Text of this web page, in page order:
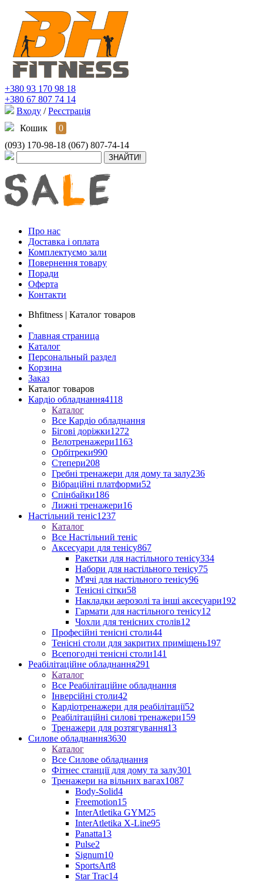
+380 93 170 98 18
+380 67 807 74 14
Входу / Реєстрація
Кошик
0
(093) 170-98-18 (067) 807-74-14
Про нас
Доставка і оплата
Комплектуємо зали
Повернення товару
Поради
Оферта
Контакти
Bhfitness | Каталог товаров
Главная страница
Каталог
Персональный раздел
Корзина
Заказ
Каталог товаров
Кардіо обладнання4118
Каталог
Все Кардіо обладнання
Бігові доріжки1272
Велотренажери1163
Орбітреки990
Степери208
Гребні тренажери для дому та залу236
Вібраційні платформи52
Спінбайки186
Лижні тренажери16
Настільний теніс1237
Каталог
Все Настільний теніс
Аксесуари для тенісу867
Ракетки для настільного тенісу334
Набори для настільного тенісу75
М'ячі для настільного тенісу96
Тенісні сітки58
Накладки аерозолі та інші аксесуари192
Гармати для настільного тенісу12
Чохли для тенісних столів12
Професійні тенісні столи44
Тенісні столи для закритих приміщень197
Всепогодні тенісні столи141
Реабілітаційне обладнання291
Каталог
Все Реабілітаційне обладнання
Інверсійні столи42
Кардіотренажери для реабілітації52
Реабілітаційні силові тренажери159
Тренажери для розтягування13
Силове обладнання3630
Каталог
Все Силове обладнання
Фітнес станції для дому та залу301
Тренажери на вільних вагах1087
Body-Solid4
Freemotion15
InterAtletika GYM25
InterAtletika X-Line95
Panatta13
Pulse2
Signum10
SportsArt8
Star Trac14